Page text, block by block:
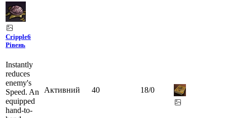
Cripple6
Рівень
Instantly
reduces
enemy's
Speed. An
equipped
hand-to-
Активний 40 18/0